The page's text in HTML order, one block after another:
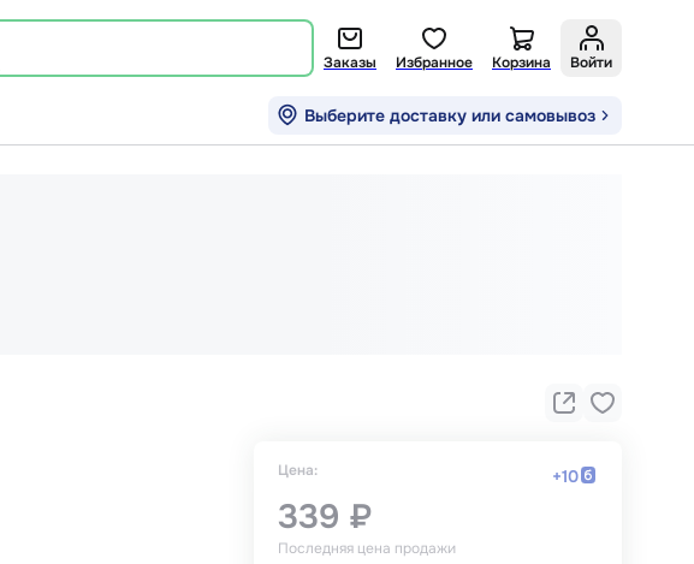
Заказы Избранное Корзина Войти
Выберите доставку или самовывоз
Цена: +10
339 ₽
Последняя цена продажи